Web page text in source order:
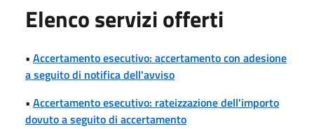
Elenco servizi offerti
• Accertamento esecutivo: accertamento con adesione
a seguito di notifica dell'avviso
• Accertamento esecutivo: rateizzazione dell'importo
dovuto a seguito di accertamento